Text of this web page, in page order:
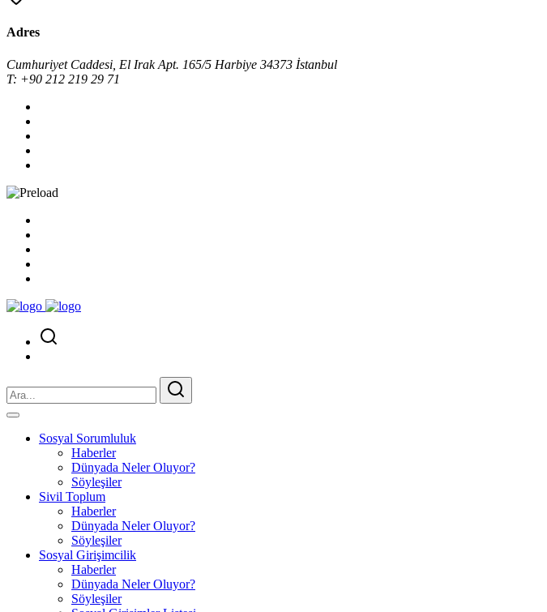
Adres
Cumhuriyet Caddesi, El Irak Apt. 165/5 Harbiye 34373 İstanbul
T: +90 212 219 29 71
Sosyal Sorumluluk
Haberler
Dünyada Neler Oluyor?
Söyleşiler
Sivil Toplum
Haberler
Dünyada Neler Oluyor?
Söyleşiler
Sosyal Girişimcilik
Haberler
Dünyada Neler Oluyor?
Söyleşiler